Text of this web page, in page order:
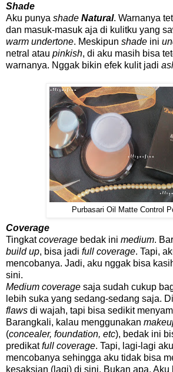
Shade
Aku punya shade Natural. Warnanya
dan masuk-masuk aja di kulitku yang
warm undertone. Meskipun shade ini
netral atau pinkish, di aku masih bisa
warnanya. Nggak bikin efek kulit jadi
Purbasari Oil Matte Control
Coverage
Tingkatcoverage bedak ini medium.
build up, bisa jadi full coverage. Tapi,
mencobanya. Jadi, aku nggak bisa
sini.
Medium coverage saja sudah cukup
lebih suka yang sedang-sedang saja.
flaws di wajah, tapi bisa sedikit
Barangkali, kalau menggunakan
(concealer, foundation, etc), bedak ini
predikatfull coverage. Tapi, lagi-lagi
mencobanya sehingga aku tidak bisa
kesaksian (lagi) di sini. Bukan apa. Aku